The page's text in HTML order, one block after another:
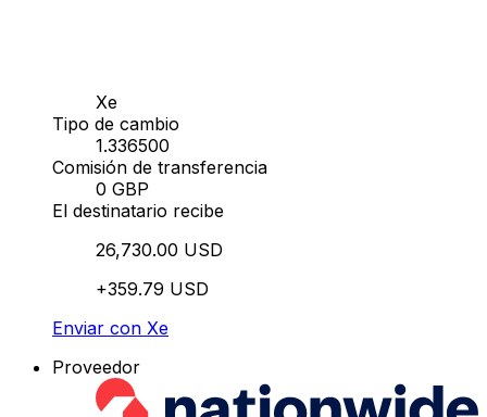
Xe
Tipo de cambio
1.336500
Comisión de transferencia
0 GBP
El destinatario recibe
26,730.00 USD
+359.79 USD
Enviar con Xe
Proveedor